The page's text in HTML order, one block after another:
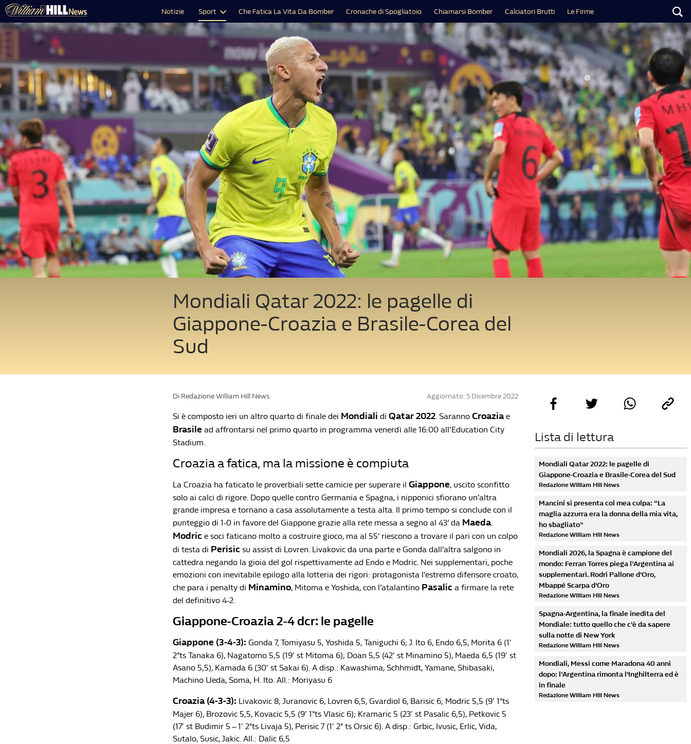
Notizie Sport Che Fatica La Vita Da Bomber Cronache di Spogliatoio Chiamarsi Bomber Calciatori Brutti Le Firme
Mondiali Qatar 2022: le pagelle di
Giappone-Croazia e Brasile-Corea del
Sud
Di Redazione William Hill News Aggiornato: 5 Dicembre 2022
Si è composto ieri un altro quarto di finale dei Mondiali di Qatar 2022. Saranno Croazia e
Brasile ad affrontarsi nel primo quarto in programma venerdì alle 16:00 all’Education City
Stadium.
Croazia a fatica, ma la missione è compiuta
La Croazia ha faticato le proverbiali sette camicie per superare il Giappone, uscito sconfitto
solo ai calci di rigore. Dopo quelle contro Germania e Spagna, i nipponici sfiorano un’altra
grande impresa e tornano a casa assolutamente a testa alta. Il primo tempo si conclude con il
punteggio di 1-0 in favore del Giappone grazie alla rete messa a segno al 43’ da Maeda.
Modric e soci faticano molto a costruire gioco, ma al 55’ riescono a trovare il pari con un colpo
di testa di Perisic su assist di Lovren. Livakovic da una parte e Gonda dall’altra salgono in
cattedra negando la gioia del gol rispettivamente ad Endo e Modric. Nei supplementari, poche
emozioni con inevitabile epilogo alla lotteria dei rigori: protagonista l’estremo difensore croato,
che para i penalty di Minamino, Mitoma e Yoshida, con l’atalantino Pasalic a firmare la rete
del definitivo 4-2.
Giappone-Croazia 2-4 dcr: le pagelle
Giappone (3-4-3): Gonda 7, Tomiyasu 5, Yoshida 5, Taniguchi 6; J. Ito 6, Endo 6,5, Morita 6 (1′
2°ts Tanaka 6), Nagatomo 5,5 (19′ st Mitoma 6); Doan 5,5 (42′ st Minamino 5), Maeda 6,5 (19′ st
Asano 5,5), Kamada 6 (30′ st Sakai 6). A disp.: Kawashima, Schhmidt, Yamane, Shibasaki,
Machino Ueda, Soma, H. Ito. All.: Moriyasu 6
Croazia (4-3-3): Livakovic 8; Juranovic 6, Lovren 6,5, Gvardiol 6, Barisic 6; Modric 5,5 (9′ 1°ts
Majer 6), Brozovic 5,5, Kovacic 5,5 (9′ 1°ts Vlasic 6); Kramaric 5 (23′ st Pasalic 6,5), Petkovic 5
(17′ st Budimir 5 – 1′ 2°ts Livaja 5), Perisic 7 (1′ 2° ts Orsic 6). A disp.: Grbic, Ivusic, Erlic, Vida,
Sutalo, Susic, Jakic. All.: Dalic 6,5
Lista di lettura
Mondiali Qatar 2022: le pagelle di
Giappone-Croazia e Brasile-Corea del Sud
Redazione William Hill News
Mancini si presenta col mea culpa: "La
maglia azzurra era la donna della mia vita,
ho sbagliato"
Redazione William Hill News
Mondiali 2026, la Spagna è campione del
mondo: Ferran Torres piega l'Argentina ai
supplementari. Rodri Pallone d'Oro,
Mbappé Scarpa d'Oro
Redazione William Hill News
Spagna-Argentina, la finale inedita del
Mondiale: tutto quello che c'è da sapere
sulla notte di New York
Redazione William Hill News
Mondiali, Messi come Maradona 40 anni
dopo: l'Argentina rimonta l'Inghilterra ed è
in finale
Redazione William Hill News